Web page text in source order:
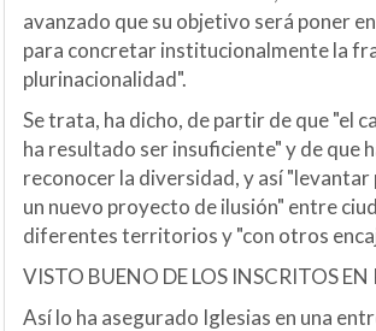
avanzado que su objetivo será poner
para concretar institucionalmente la
plurinacionalidad".
Se trata, ha dicho, de partir de que "el
ha resultado ser insuficiente" y de que
reconocer la diversidad, y así "levantar
un nuevo proyecto de ilusión" entre
diferentes territorios y "con otros
VISTO BUENO DE LOS INSCRITOS
Así lo ha asegurado Iglesias en una